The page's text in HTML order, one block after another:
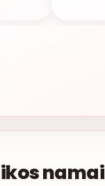
namai